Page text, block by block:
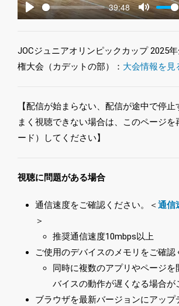
Play
39:48
Mute
JOCジュニアオリンピックカップ 2025
権大会（カデットの部）： 大会情報を見
【配信が始まらない、配信が途中で停止
まく視聴できない場合は、このページを
ード）してください】
視聴に問題がある場合
通信速度をご確認ください。＜通信
＞
推奨通信速度10mbps以上
ご使用のデバイスのメモリをご確認
同時に複数のアプリやページを
バイスの動作が遅くなる場合が
ブラウザを最新バージョンにアップ